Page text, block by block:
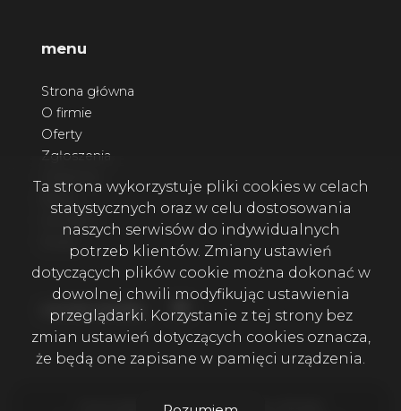
menu
Strona główna
O firmie
Oferty
Zgłoszenia
Kontakt
social media Facebook
Firma Wala House Nieruchomości © 2026
Ta strona wykorzystuje pliki cookies w celach
statystycznych oraz w celu dostosowania
naszych serwisów do indywidualnych
potrzeb klientów. Zmiany ustawień
dotyczących plików cookie można dokonać w
dowolnej chwili modyfikując ustawienia
przeglądarki. Korzystanie z tej strony bez
zmian ustawień dotyczących cookies oznacza,
że będą one zapisane w pamięci urządzenia.